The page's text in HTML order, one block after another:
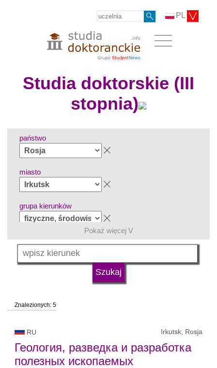
PL
Studia doktorskie (III
stopnia)
państwo
miasto
grupa kierunków
język
status uczelni
Pokaż więcej V
Znalezionych: 5
RU Irkutsk, Rosja
Геология, разведка и разработка
полезных ископаемых